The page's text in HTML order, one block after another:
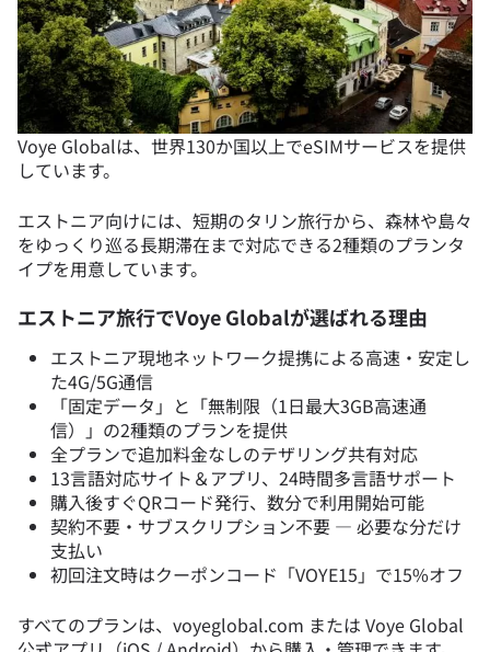
Voye Globalは、世界130か国以上でeSIMサービスを提供
しています。
エストニア向けには、短期のタリン旅行から、森林や島々
をゆっくり巡る長期滞在まで対応できる2種類のプランタ
イプを用意しています。
エストニア旅行でVoye Globalが選ばれる理由
エストニア現地ネットワーク提携による高速・安定し
た4G/5G通信
「固定データ」と「無制限（1日最大3GB高速通
信）」の2種類のプランを提供
全プランで追加料金なしのテザリング共有対応
13言語対応サイト＆アプリ、24時間多言語サポート
購入後すぐQRコード発行、数分で利用開始可能
契約不要・サブスクリプション不要 — 必要な分だけ
支払い
初回注文時はクーポンコード「VOYE15」で15%オフ
すべてのプランは、voyeglobal.com または Voye Global